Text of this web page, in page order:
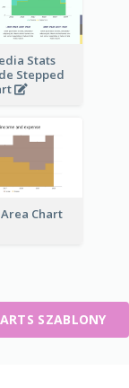
Stats
Stepped
Chart
SZABLONY